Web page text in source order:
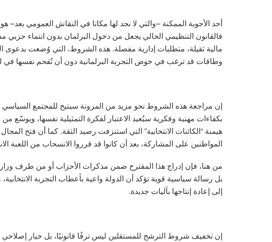
أحد الأجوبة الممكنة –والتي لا نجد لها مكانا في النقاش العمومي
فالقانون التنظيمي الحالي يجعل من دخول البرلمان بدون انتماء حزبي
مالية ثقيلة، متطلبات إدارية مفصلة. هذه الشروط، التي وُضعت بدعوى
وطاقات قد ترغب في خوض التجربة البرلمانية دون أن تُقحم نفسها في
إن مراجعة هذه الشروط نحو مزيد من المرونة سيتيح للمجتمع
بكفاءات مهنية وفكرية سيُعيد الاعتبار لفكرة التمثيلية نفسها، ويوسّع
هيمنة “الكائنات الانتخابية” التي استنزفت رصيد الثقة. كما أن فتح
المواطنين على المشاركة، بعد أن كانوا قد قرروا الانسحاب من اللعبة
من هنا، فإن إدراج هذا المقترح ضمن مذكرات الأحزاب أو من طرف
بل رسالة سياسية قوية تؤكد أن الدولة واعية بأعطاب التجربة
إلى إعادة إنتاجها بآليات جديدة.
إن تخفيف شروط الترشح للمستقلين ليس ترفًا قانونيًا، بل خيار